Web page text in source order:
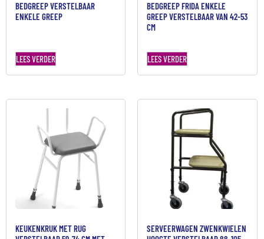
BEDGREEP VERSTELBAAR
ENKELE GREEP
LEES VERDER
BEDGREEP FRIDA ENKELE
GREEP VERSTELBAAR VAN 42-53
CM
LEES VERDER
KEUKENKRUK MET RUG
SERVEERWAGEN ZWENKWIELEN